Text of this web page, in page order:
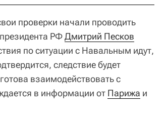
проверки начали проводить
РФДмитрий Песков
по ситуации с Навальным идут,
следствие будет
взаимодействовать с
в информации от Парижа и